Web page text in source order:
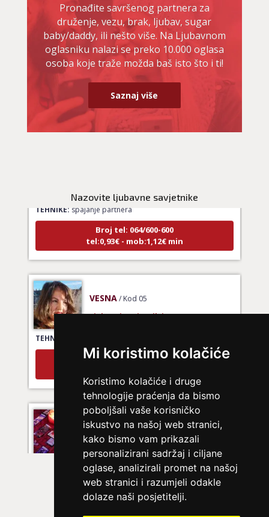
Mi koristimo kolačiće
Koristimo kolačiće i druge
tehnologije praćenja da bismo
poboljšali vaše korisničko
iskustvo na našoj web stranici,
kako bismo vam prikazali
personalizirani sadržaj i ciljane
oglase, analizirali promet na našoj
web stranici i razumjeli odakle
dolaze naši posjetitelji.
Pronađite savršenog partnera za
druženje, vezu, brak, ljubav, sugar
baby/daddy, ili nešto više. Na Ljubavnom
oglasniku nalazi se preko 10.000 oglasa
osoba koje traže možda baš isto što i ti!
Saznaj više
Nazovite ljubavne savjetnike
TEHNIKE: spajanje partnera
Broj tel: 064/600-600
tel:0,93€ - mob:1,12€ min
VESNA / Kod 05
Ljubavni savjetnik je zauzet
TEHNIKE:
Broj tel: 064/600-600
LUCIJA/ Kod #136
Ljubavni savjetnik je zauzet
spajanje partnera
Broj tel: 064/600-600
tel:0,93€ - mob:1,12€ min